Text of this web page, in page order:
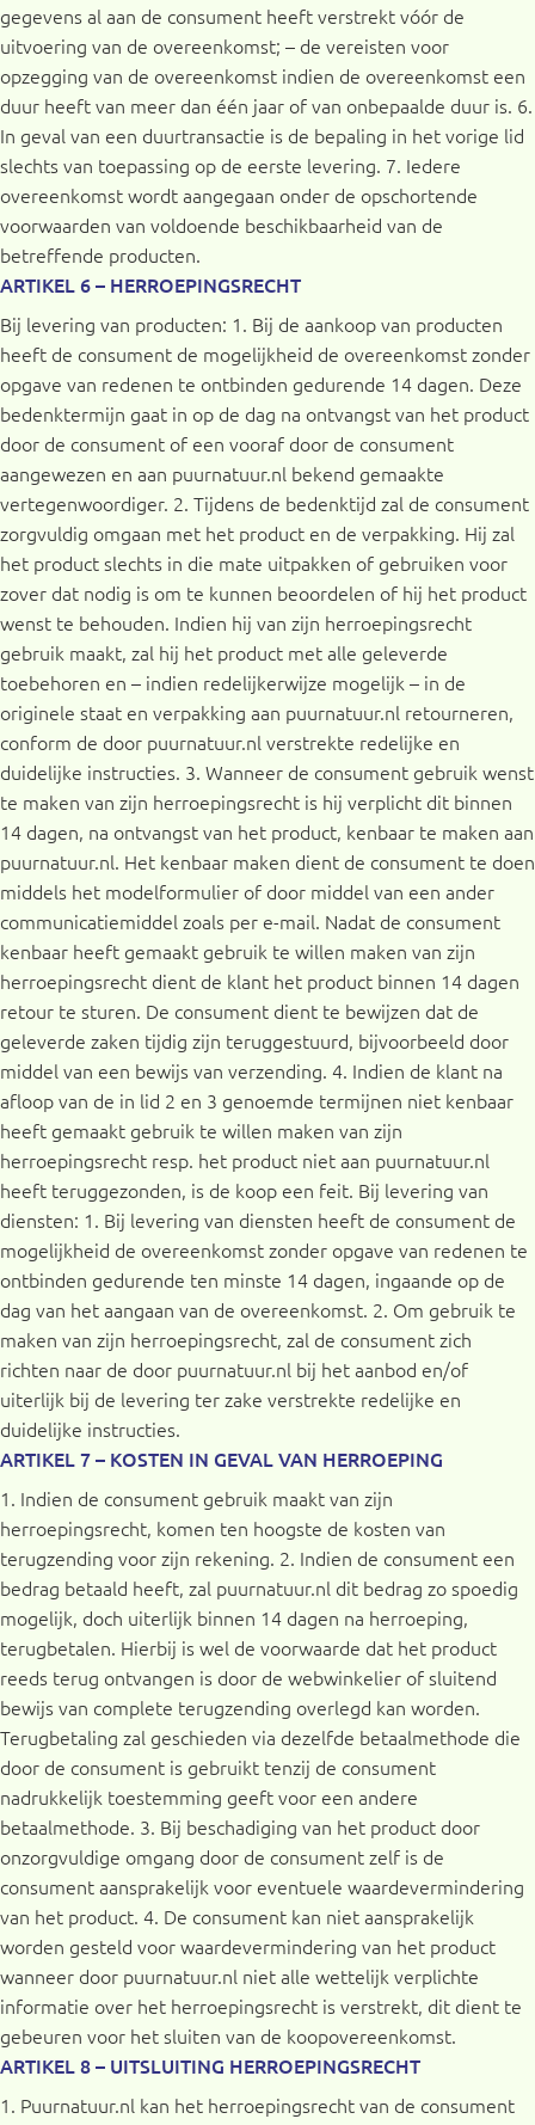
gegevens al aan de consument heeft verstrekt vóór de
uitvoering van de overeenkomst; – de vereisten voor
opzegging van de overeenkomst indien de overeenkomst een
duur heeft van meer dan één jaar of van onbepaalde duur is. 6.
In geval van een duurtransactie is de bepaling in het vorige lid
slechts van toepassing op de eerste levering. 7. Iedere
overeenkomst wordt aangegaan onder de opschortende
voorwaarden van voldoende beschikbaarheid van de
betreffende producten.
ARTIKEL 6 – HERROEPINGSRECHT
Bij levering van producten: 1. Bij de aankoop van producten
heeft de consument de mogelijkheid de overeenkomst zonder
opgave van redenen te ontbinden gedurende 14 dagen. Deze
bedenktermijn gaat in op de dag na ontvangst van het product
door de consument of een vooraf door de consument
aangewezen en aan puurnatuur.nl bekend gemaakte
vertegenwoordiger. 2. Tijdens de bedenktijd zal de consument
zorgvuldig omgaan met het product en de verpakking. Hij zal
het product slechts in die mate uitpakken of gebruiken voor
zover dat nodig is om te kunnen beoordelen of hij het product
wenst te behouden. Indien hij van zijn herroepingsrecht
gebruik maakt, zal hij het product met alle geleverde
toebehoren en – indien redelijkerwijze mogelijk – in de
originele staat en verpakking aan puurnatuur.nl retourneren,
conform de door puurnatuur.nl verstrekte redelijke en
duidelijke instructies. 3. Wanneer de consument gebruik wenst
te maken van zijn herroepingsrecht is hij verplicht dit binnen
14 dagen, na ontvangst van het product, kenbaar te maken aan
puurnatuur.nl. Het kenbaar maken dient de consument te doen
middels het modelformulier of door middel van een ander
communicatiemiddel zoals per e-mail. Nadat de consument
kenbaar heeft gemaakt gebruik te willen maken van zijn
herroepingsrecht dient de klant het product binnen 14 dagen
retour te sturen. De consument dient te bewijzen dat de
geleverde zaken tijdig zijn teruggestuurd, bijvoorbeeld door
middel van een bewijs van verzending. 4. Indien de klant na
afloop van de in lid 2 en 3 genoemde termijnen niet kenbaar
heeft gemaakt gebruik te willen maken van zijn
herroepingsrecht resp. het product niet aan puurnatuur.nl
heeft teruggezonden, is de koop een feit. Bij levering van
diensten: 1. Bij levering van diensten heeft de consument de
mogelijkheid de overeenkomst zonder opgave van redenen te
ontbinden gedurende ten minste 14 dagen, ingaande op de
dag van het aangaan van de overeenkomst. 2. Om gebruik te
maken van zijn herroepingsrecht, zal de consument zich
richten naar de door puurnatuur.nl bij het aanbod en/of
uiterlijk bij de levering ter zake verstrekte redelijke en
duidelijke instructies.
ARTIKEL 7 – KOSTEN IN GEVAL VAN HERROEPING
1. Indien de consument gebruik maakt van zijn
herroepingsrecht, komen ten hoogste de kosten van
terugzending voor zijn rekening. 2. Indien de consument een
bedrag betaald heeft, zal puurnatuur.nl dit bedrag zo spoedig
mogelijk, doch uiterlijk binnen 14 dagen na herroeping,
terugbetalen. Hierbij is wel de voorwaarde dat het product
reeds terug ontvangen is door de webwinkelier of sluitend
bewijs van complete terugzending overlegd kan worden.
Terugbetaling zal geschieden via dezelfde betaalmethode die
door de consument is gebruikt tenzij de consument
nadrukkelijk toestemming geeft voor een andere
betaalmethode. 3. Bij beschadiging van het product door
onzorgvuldige omgang door de consument zelf is de
consument aansprakelijk voor eventuele waardevermindering
van het product. 4. De consument kan niet aansprakelijk
worden gesteld voor waardevermindering van het product
wanneer door puurnatuur.nl niet alle wettelijk verplichte
informatie over het herroepingsrecht is verstrekt, dit dient te
gebeuren voor het sluiten van de koopovereenkomst.
ARTIKEL 8 – UITSLUITING HERROEPINGSRECHT
1. Puurnatuur.nl kan het herroepingsrecht van de consument